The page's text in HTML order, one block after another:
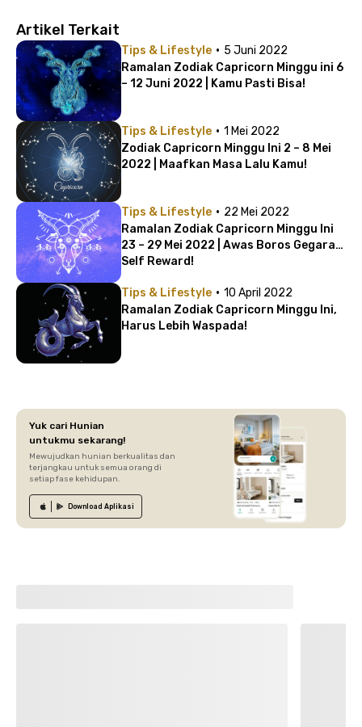
Artikel Terkait
Tips & Lifestyle · 5 Juni 2022
Ramalan Zodiak Capricorn Minggu ini 6
– 12 Juni 2022 | Kamu Pasti Bisa!
Tips & Lifestyle · 1 Mei 2022
Zodiak Capricorn Minggu Ini 2 – 8 Mei
2022 | Maafkan Masa Lalu Kamu!
Tips & Lifestyle · 22 Mei 2022
Ramalan Zodiak Capricorn Minggu Ini
23 – 29 Mei 2022 | Awas Boros Gegara
Self Reward!
Tips & Lifestyle · 10 April 2022
Ramalan Zodiak Capricorn Minggu Ini,
Harus Lebih Waspada!
Yuk cari Hunian
untukmu sekarang!
Mewujudkan hunian berkualitas dan
terjangkau untuk semua orang di
setiap fase kehidupan.
Download Aplikasi